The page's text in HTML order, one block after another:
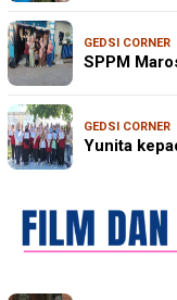
GEDSI CORNER
SPPM
GEDSI CORNER
Yunita